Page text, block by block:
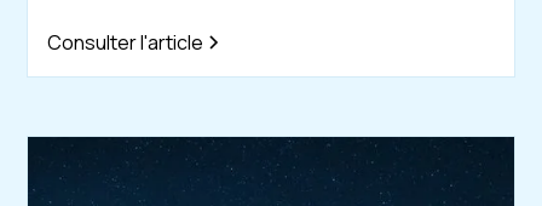
Consulter l'article